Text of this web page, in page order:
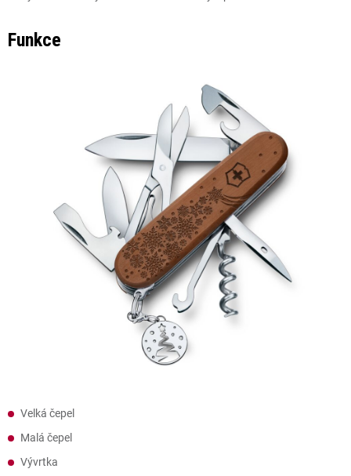
Funkce
Velká čepel
Malá čepel
Vývrtka